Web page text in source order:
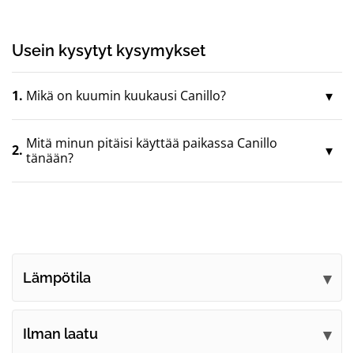
Usein kysytyt kysymykset
1. Mikä on kuumin kuukausi Canillo?
2. Mitä minun pitäisi käyttää paikassa Canillo
tänään?
Lämpötila
Ilman laatu